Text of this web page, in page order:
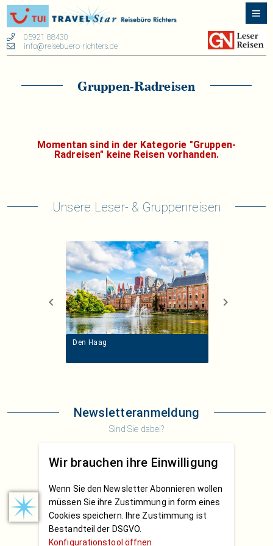
05921 88430
info@reisebuero-richters.de
Gruppen-Radreisen
Momentan sind in der Kategorie "Gruppen-
Radreisen" keine Reisen vorhanden.
Unsere Leser- & Gruppenreisen
Den Haag
Newsletteranmeldung
Sind Sie dabei?
Wir brauchen ihre Einwilligung
Wenn Sie den Newsletter Abonnieren wollen
müssen Sie ihre Zustimmung in form eines
Cookies speichern. Ihre Zustimmung ist
Bestandteil der DSGVO.
Konfigurationstool öffnen